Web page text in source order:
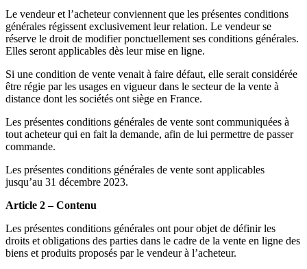
Le vendeur et l’acheteur conviennent que les présentes conditions
générales régissent exclusivement leur relation. Le vendeur se
réserve le droit de modifier ponctuellement ses conditions générales.
Elles seront applicables dès leur mise en ligne.
Si une condition de vente venait à faire défaut, elle serait considérée
être régie par les usages en vigueur dans le secteur de la vente à
distance dont les sociétés ont siège en France.
Les présentes conditions générales de vente sont communiquées à
tout acheteur qui en fait la demande, afin de lui permettre de passer
commande.
Les présentes conditions générales de vente sont applicables
jusqu’au 31 décembre 2023.
Article 2 – Contenu
Les présentes conditions générales ont pour objet de définir les
droits et obligations des parties dans le cadre de la vente en ligne des
biens et produits proposés par le vendeur à l’acheteur.